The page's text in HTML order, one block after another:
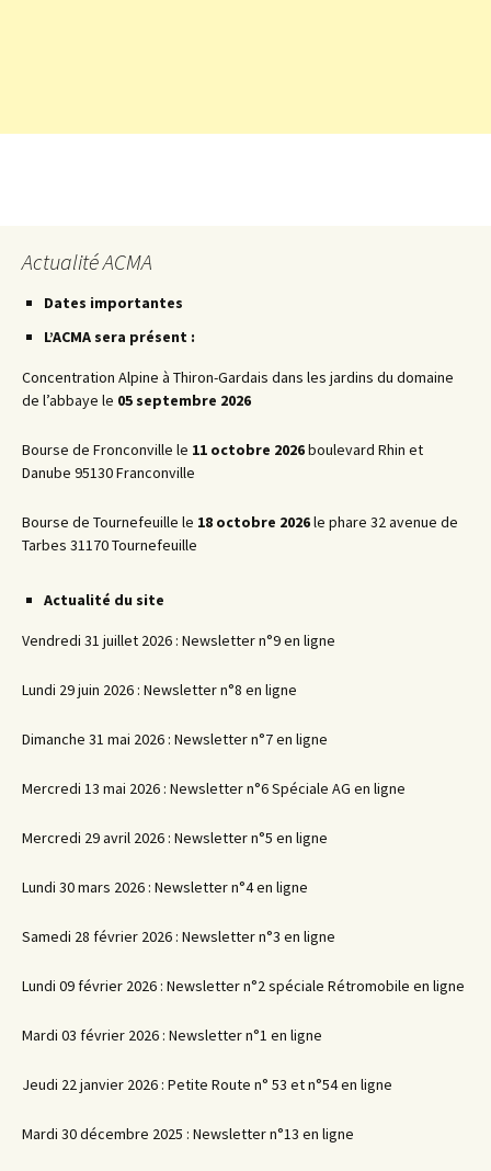
Actualité ACMA
Dates importantes
L’ACMA sera présent :
Concentration Alpine à Thiron-Gardais dans les jardins du domaine
de l’abbaye le 05 septembre 2026
Bourse de Fronconville le 11 octobre 2026boulevard Rhin et
Danube 95130 Franconville
Bourse de Tournefeuille le 18 octobre 2026le phare 32 avenue de
Tarbes 31170 Tournefeuille
Actualité du site
Vendredi 31 juillet 2026 : Newsletter n°9 en ligne
Lundi 29 juin 2026 : Newsletter n°8 en ligne
Dimanche 31 mai 2026 : Newsletter n°7 en ligne
Mercredi 13 mai 2026 : Newsletter n°6 Spéciale AG en ligne
Mercredi 29 avril 2026 : Newsletter n°5 en ligne
Lundi 30 mars 2026 : Newsletter n°4 en ligne
Samedi 28 février 2026 : Newsletter n°3 en ligne
Lundi 09 février 2026 : Newsletter n°2 spéciale Rétromobile en ligne
Mardi 03 février 2026 : Newsletter n°1 en ligne
Jeudi 22 janvier 2026 : Petite Route n° 53 et n°54 en ligne
Mardi 30 décembre 2025 : Newsletter n°13 en ligne